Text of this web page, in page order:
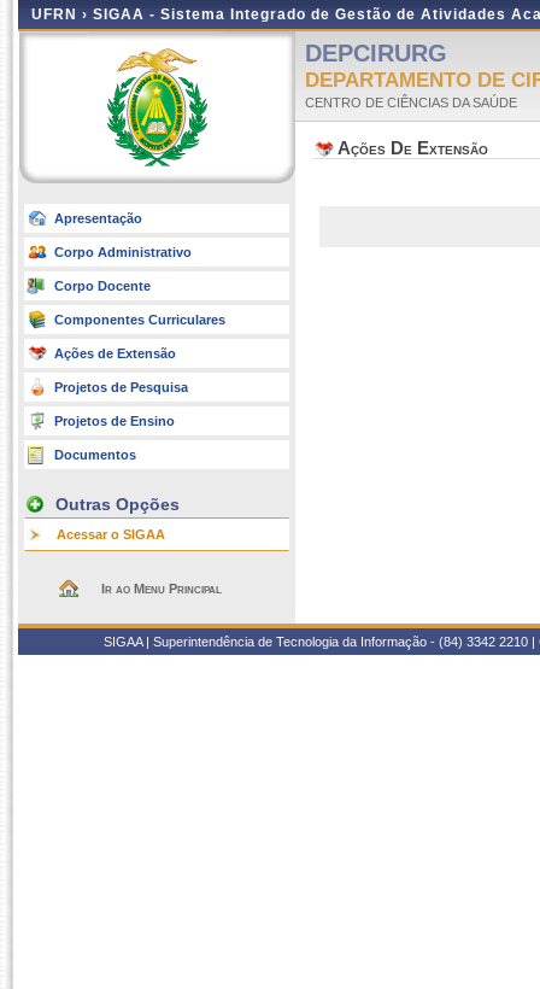
UFRN › SIGAA - Sistema Integrado de Gestão de Atividades
Apresentação
Corpo Administrativo
Corpo Docente
Componentes Curriculares
Ações de Extensão
Projetos de Pesquisa
Projetos de Ensino
Documentos
Outras Opções
Acessar o SIGAA
Ir ao Menu Principal
DEPCIRURG
DEPARTAMENTO DE
CENTRO DE CIÊNCIAS DA SAÚDE
Ações De Extensão
SIGAA | Superintendência de Tecnologia da Informação - (84) 3342